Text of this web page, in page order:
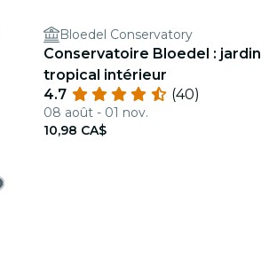
Bloedel Conservatory
Conservatoire Bloedel : jardin
tropical intérieur
4.7
(40)
08 août - 01 nov.
10,98 CA$